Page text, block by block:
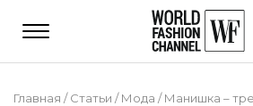
Главная /Статьи /Мода /Манишка –